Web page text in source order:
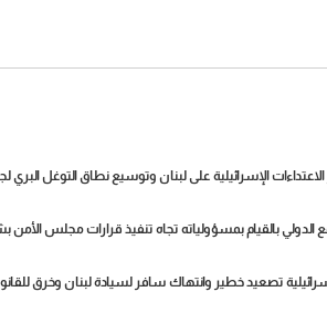
الدولي بالقيام بمسؤولياته تجاه تنفيذ قرارات مجلس
تصعيد خطير وانتهاك سافر لسيادة لبنان وخرق